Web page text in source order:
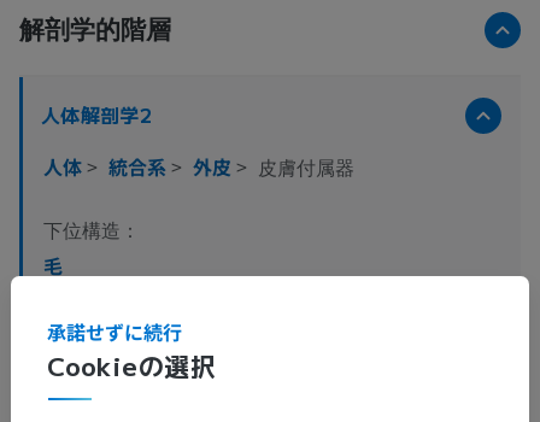
解剖学的階層
人体解剖学2
人体> 統合系> 外皮 > 皮膚付属器
下位構造：
毛
皮膚腺
Cookieの選択
承諾せずに続行